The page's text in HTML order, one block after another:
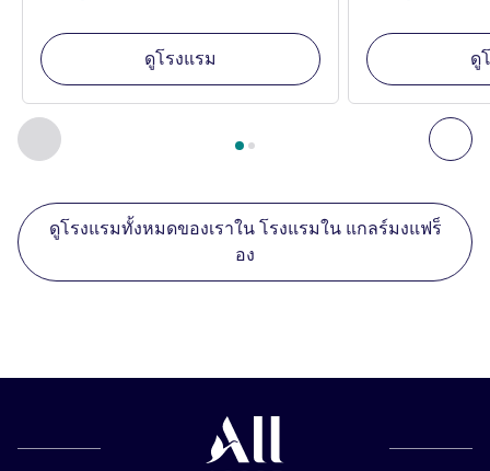
ก่อนหน้า - สถานประกอบการอื่นของเราที่อยู่ใกล้เคียง ถั
หน้า1 , สถานประกอบการอื่นของเราที่อยู่ใกล้เคียง 1 :,
ดูโรงแรม ดู
ดูโรงแรมทั้งหมดของเราใน โรงแรมใน แกลร์มงแฟร็
อง